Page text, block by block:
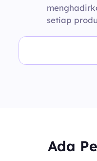
setiap
Ada